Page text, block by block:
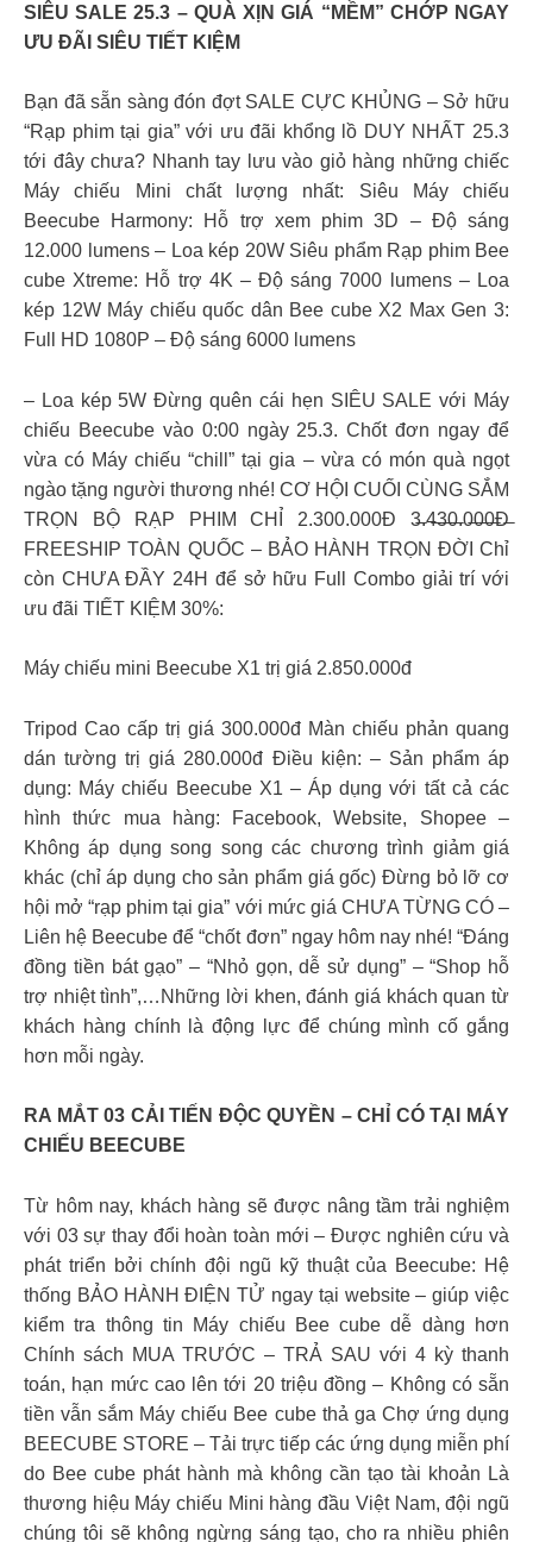
SIÊU SALE 25.3 – QUÀ XỊN GIÁ “MỀM” CHỚP NGAY
ƯU ĐÃI SIÊU TIẾT KIỆM
Bạn đã sẵn sàng đón đợt SALE CỰC KHỦNG – Sở hữu
“Rạp phim tại gia” với ưu đãi khổng lồ DUY NHẤT 25.3
tới đây chưa? Nhanh tay lưu vào giỏ hàng những chiếc
Máy chiếu Mini chất lượng nhất: Siêu Máy chiếu
Beecube Harmony: Hỗ trợ xem phim 3D – Độ sáng
12.000 lumens – Loa kép 20W Siêu phẩm Rạp phim Bee
cube Xtreme: Hỗ trợ 4K – Độ sáng 7000 lumens – Loa
kép 12W Máy chiếu quốc dân Bee cube X2 Max Gen 3:
Full HD 1080P – Độ sáng 6000 lumens
– Loa kép 5W Đừng quên cái hẹn SIÊU SALE với Máy
chiếu Beecube vào 0:00 ngày 25.3. Chốt đơn ngay để
vừa có Máy chiếu “chill” tại gia – vừa có món quà ngọt
ngào tặng người thương nhé! CƠ HỘI CUỐI CÙNG SẮM
TRỌN BỘ RẠP PHIM CHỈ 2.300.000Đ 3̶.4̶3̶0̶.0̶0̶0̶Đ̶
FREESHIP TOÀN QUỐC – BẢO HÀNH TRỌN ĐỜI Chỉ
còn CHƯA ĐẦY 24H để sở hữu Full Combo giải trí với
ưu đãi TIẾT KIỆM 30%:
Máy chiếu mini Beecube X1 trị giá 2.850.000đ
Tripod Cao cấp trị giá 300.000đ Màn chiếu phản quang
dán tường trị giá 280.000đ Điều kiện: – Sản phẩm áp
dụng: Máy chiếu Beecube X1 – Áp dụng với tất cả các
hình thức mua hàng: Facebook, Website, Shopee –
Không áp dụng song song các chương trình giảm giá
khác (chỉ áp dụng cho sản phẩm giá gốc) Đừng bỏ lỡ cơ
hội mở “rạp phim tại gia” với mức giá CHƯA TỪNG CÓ –
Liên hệ Beecube để “chốt đơn” ngay hôm nay nhé! “Đáng
đồng tiền bát gạo” – “Nhỏ gọn, dễ sử dụng” – “Shop hỗ
trợ nhiệt tình”,…Những lời khen, đánh giá khách quan từ
khách hàng chính là động lực để chúng mình cố gắng
hơn mỗi ngày.
RA MẮT 03 CẢI TIẾN ĐỘC QUYỀN – CHỈ CÓ TẠI MÁY
CHIẾU BEECUBE
Từ hôm nay, khách hàng sẽ được nâng tầm trải nghiệm
với 03 sự thay đổi hoàn toàn mới – Được nghiên cứu và
phát triển bởi chính đội ngũ kỹ thuật của Beecube: Hệ
thống BẢO HÀNH ĐIỆN TỬ ngay tại website – giúp việc
kiểm tra thông tin Máy chiếu Bee cube dễ dàng hơn
Chính sách MUA TRƯỚC – TRẢ SAU với 4 kỳ thanh
toán, hạn mức cao lên tới 20 triệu đồng – Không có sẵn
tiền vẫn sắm Máy chiếu Bee cube thả ga Chợ ứng dụng
BEECUBE STORE – Tải trực tiếp các ứng dụng miễn phí
do Bee cube phát hành mà không cần tạo tài khoản Là
thương hiệu Máy chiếu Mini hàng đầu Việt Nam, đội ngũ
chúng tôi sẽ không ngừng sáng tạo, cho ra nhiều phiên